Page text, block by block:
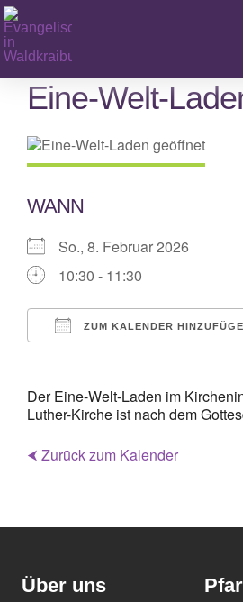
Zum
Inhalt
springen
Eine-Welt-
WANN
So., 8. Februar 2026
10:30 - 11:30
ZUM KALENDER
Der Eine-Welt-Laden im
Luther-Kirche ist nach dem
⮜ Zurück zum Kalender
Über uns